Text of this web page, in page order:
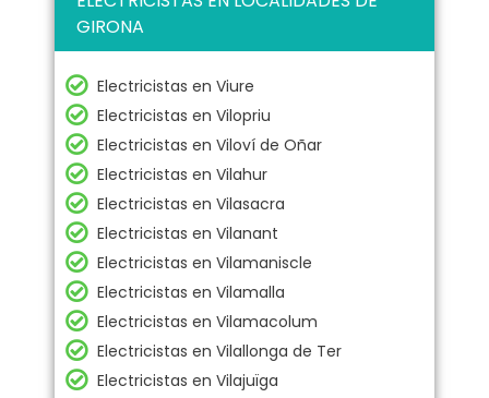
GIRONA
Electricistas en Viure
Electricistas en Vilopriu
Electricistas en Viloví de Oñar
Electricistas en Vilahur
Electricistas en Vilasacra
Electricistas en Vilanant
Electricistas en Vilamaniscle
Electricistas en Vilamalla
Electricistas en Vilamacolum
Electricistas en Vilallonga de Ter
Electricistas en Vilajuïga